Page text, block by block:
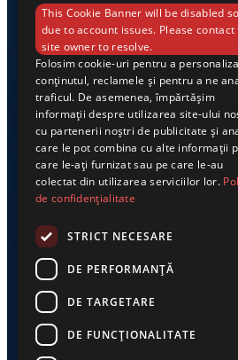
Link-uri utile
Despre noi
Casa de editură Exclusiv
This Cookie Banner will be disabled
due to account issues. Please contact
site owner to resolve.
Folosim cookie-uri pentru a personaliza
conținutul, reclamele și pentru a ne
traficul. De asemenea, împărtășim
informații despre utilizarea site-ului
cu partenerii noștri de publicitate și
care le pot combina cu alte informații
care le-ați furnizat sau pe care le-au
colectat din utilizarea serviciilor lor.
de confidențialitate
STRICT NECESARE
DE PERFORMANȚĂ
DE TARGETARE
DE FUNCŢIONALITATE